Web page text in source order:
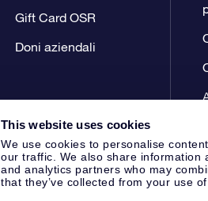
This website uses cookies
We use cookies to personalise
our traffic. We also share information
and analytics partners who may
that they’ve collected from your use
Gift Card OSR
Doni aziendali